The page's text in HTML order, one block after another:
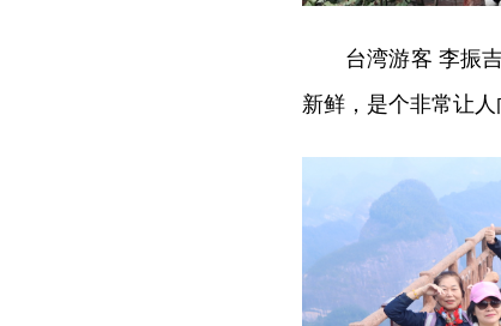
台湾游客 李振
新鲜，是个非常让人